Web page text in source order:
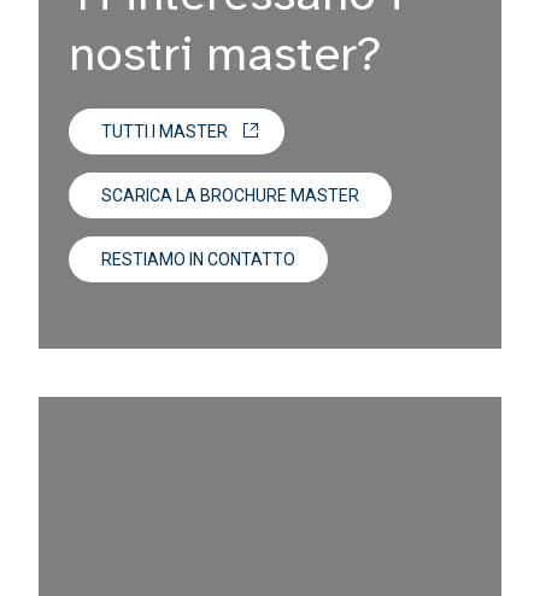
nostri master?
TUTTI I MASTER
SCARICA LA BROCHURE MASTER
RESTIAMO IN CONTATTO